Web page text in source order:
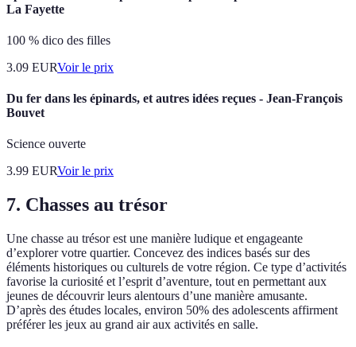
La Fayette
100 % dico des filles
3.09 EURVoir le prix
Du fer dans les épinards, et autres idées reçues - Jean-François
Bouvet
Science ouverte
3.99 EURVoir le prix
7. Chasses au trésor
Une chasse au trésor est une manière ludique et engageante
d’explorer votre quartier. Concevez des indices basés sur des
éléments historiques ou culturels de votre région. Ce type d’activités
favorise la curiosité et l’esprit d’aventure, tout en permettant aux
jeunes de découvrir leurs alentours d’une manière amusante.
D’après des études locales, environ 50% des adolescents affirment
préférer les jeux au grand air aux activités en salle.